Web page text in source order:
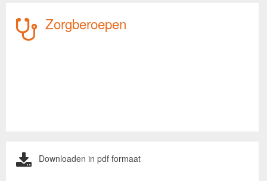
Zorgberoepen
Downloaden in pdf formaat